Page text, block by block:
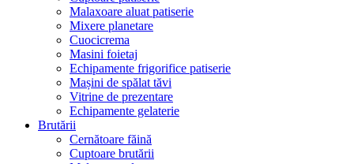
Malaxoare aluat patiserie
Mixere planetare
Cuocicrema
Masini foietaj
Echipamente frigorifice patiserie
Mașini de spălat tăvi
Vitrine de prezentare
Echipamente gelaterie
Brutării
Cernătoare făină
Cuptoare brutării